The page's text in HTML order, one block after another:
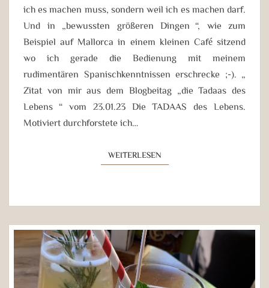
ich es machen muss, sondern weil ich es machen darf.
Und in „bewussten größeren Dingen“, wie zum
Beispiel auf Mallorca in einem kleinen Café sitzend
wo ich gerade die Bedienung mit meinem
rudimentären Spanischkenntnissen erschrecke ;-). „
Zitat von mir aus dem Blogbeitag „die Tadaas des
Lebens“ vom 23.01.23 Die TADAAS des Lebens.
Motiviert durchforstete ich…
WEITERLESENWEITERLESEN